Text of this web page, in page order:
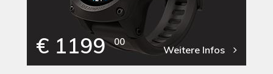
€ 1199 00
Weitere Infos